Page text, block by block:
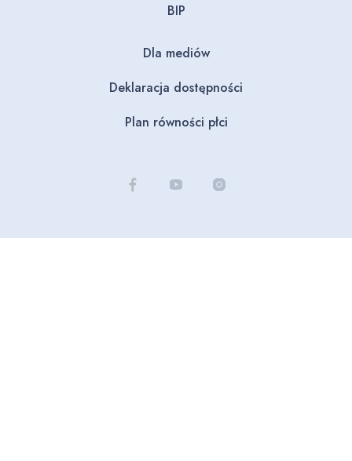
BIP
Dla mediów
Deklaracja dostępności
Plan równości płci